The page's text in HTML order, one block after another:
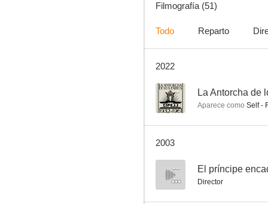
7.4
Filmografía (51)
Todo Reparto
2022
-- La Antorcha de
Aparece como Self -
2003
-- El príncipe
Director